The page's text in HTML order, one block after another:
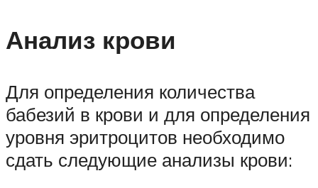
Анализ крови
Для определения количества
бабезий в крови и для определения
уровня эритроцитов необходимо
сдать следующие анализы крови: